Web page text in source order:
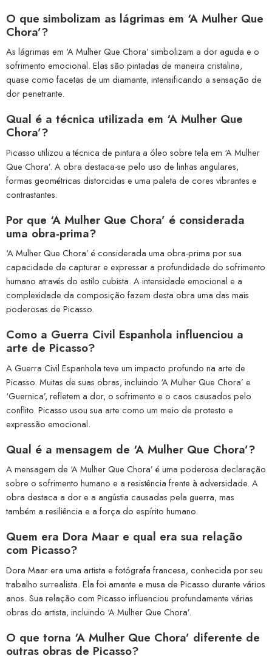
O que simbolizam as lágrimas em ‘A Mulher Que
Chora’?
As lágrimas em ‘A Mulher Que Chora’ simbolizam a dor aguda e o
sofrimento emocional. Elas são pintadas de maneira cristalina,
quase como facetas de um diamante, intensificando a sensação de
dor penetrante.
Qual é a técnica utilizada em ‘A Mulher Que
Chora’?
Picasso utilizou a técnica de pintura a óleo sobre tela em ‘A Mulher
Que Chora’. A obra destaca-se pelo uso de linhas angulares,
formas geométricas distorcidas e uma paleta de cores vibrantes e
contrastantes.
Por que ‘A Mulher Que Chora’ é considerada
uma obra-prima?
‘A Mulher Que Chora’ é considerada uma obra-prima por sua
capacidade de capturar e expressar a profundidade do sofrimento
humano através do estilo cubista. A intensidade emocional e a
complexidade da composição fazem desta obra uma das mais
poderosas de Picasso.
Como a Guerra Civil Espanhola influenciou a
arte de Picasso?
A Guerra Civil Espanhola teve um impacto profundo na arte de
Picasso. Muitas de suas obras, incluindo ‘A Mulher Que Chora’ e
‘Guernica’, refletem a dor, o sofrimento e o caos causados pelo
conflito. Picasso usou sua arte como um meio de protesto e
expressão emocional.
Qual é a mensagem de ‘A Mulher Que Chora’?
A mensagem de ‘A Mulher Que Chora’ é uma poderosa declaração
sobre o sofrimento humano e a resistência frente à adversidade. A
obra destaca a dor e a angústia causadas pela guerra, mas
também a resiliência e a força do espírito humano.
Quem era Dora Maar e qual era sua relação
com Picasso?
Dora Maar era uma artista e fotógrafa francesa, conhecida por seu
trabalho surrealista. Ela foi amante e musa de Picasso durante vários
anos. Sua relação com Picasso influenciou profundamente várias
obras do artista, incluindo ‘A Mulher Que Chora’.
O que torna ‘A Mulher Que Chora’ diferente de
outras obras de Picasso?